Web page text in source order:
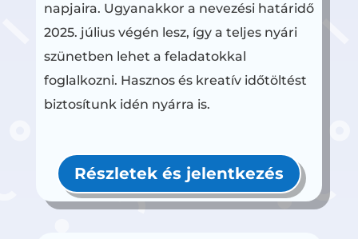
napjaira. Ugyanakkor a nevezési határidő
2025. július végén lesz, így a teljes nyári
szünetben lehet a feladatokkal
foglalkozni. Hasznos és kreatív időtöltést
biztosítunk idén nyárra is.
Részletek és jelentkezés